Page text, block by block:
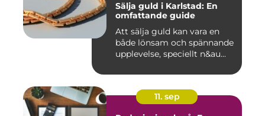
Sälja guld i Karlstad: En
omfattande guide
Att sälja guld kan vara en
både lönsam och spännande
upplevelse, speciellt n&au...
11. sep